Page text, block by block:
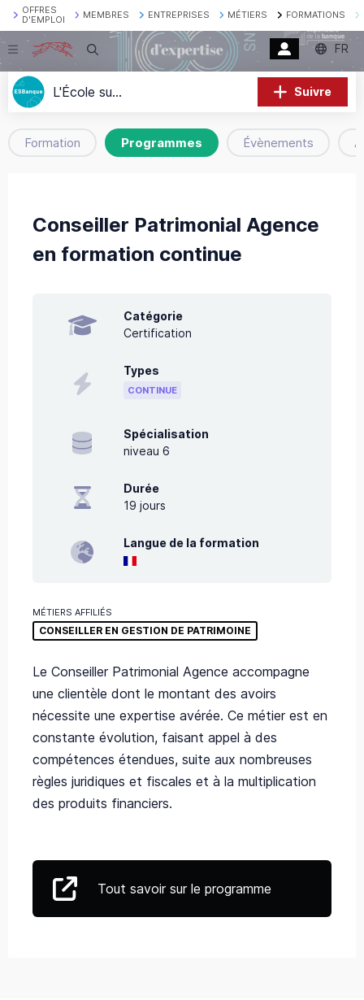
OFFRES
D'EMPLOI
MEMBRES ENTREPRISES MÉTIERS FORMATIONS
Recherche FR
L'École supérieure de la banque Suivre
Formation Programmes Évènements
Conseiller Patrimonial Agence
en formation continue
Catégorie
Certification
Types
CONTINUE
Spécialisation
niveau 6
Durée
19 jours
Langue de la formation
MÉTIERS AFFILIÉS
CONSEILLER EN GESTION DE PATRIMOINE
Le Conseiller Patrimonial Agence accompagne
une clientèle dont le montant des avoirs
nécessite une expertise avérée. Ce métier est en
constante évolution, faisant appel à des
compétences étendues, suite aux nombreuses
règles juridiques et fiscales et à la multiplication
des produits financiers.
Tout savoir sur le programme